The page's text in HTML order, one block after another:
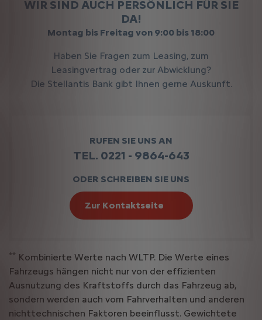
WIR SIND AUCH PERSÖNLICH FÜR SIE
DA!
Montag bis Freitag von 9:00 bis 18:00
Haben Sie Fragen zum Leasing, zum
Leasingvertrag oder zur Abwicklung?
Die Stellantis Bank gibt Ihnen gerne Auskunft.
RUFEN SIE UNS AN
TEL. 0221 - 9864-643
ODER SCHREIBEN SIE UNS
Zur Kontaktseite
** Kombinierte Werte nach WLTP. Die Werte eines
Fahrzeugs hängen nicht nur von der effizienten
Ausnutzung des Kraftstoffs durch das Fahrzeug ab,
sondern werden auch vom Fahrverhalten und anderen
nichttechnischen Faktoren beeinflusst. Gewichtete